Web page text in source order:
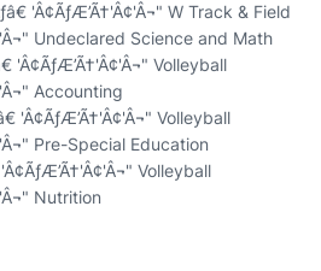
'Â¢ÃƒÆ’Ã†'Â¢'Â¬" W Track & Field
Undeclared Science and Math
'Â¢ÃƒÆ’Ã†'Â¢'Â¬" Volleyball
Accounting
'Â¢ÃƒÆ’Ã†'Â¢'Â¬" Volleyball
Pre-Special Education
Volleyball
Nutrition